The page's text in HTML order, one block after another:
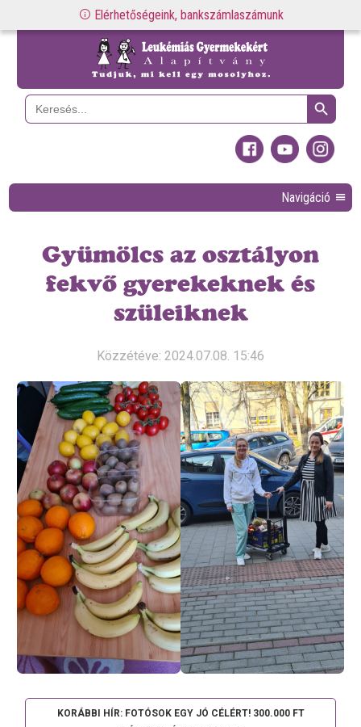
Elérhetőségeink, bankszámlaszámunk
Search
for:
Search Button
Navigáció
Gyümölcs az osztályon
fekvő gyerekeknek és
szüleiknek
Közzétéve: 2024.07.08. 15:46
KORÁBBI HÍR: FOTÓSOK EGY JÓ CÉLÉRT! 300.000 FT